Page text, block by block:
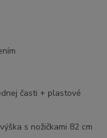
časti + plastové
s nožičkami 82 cm